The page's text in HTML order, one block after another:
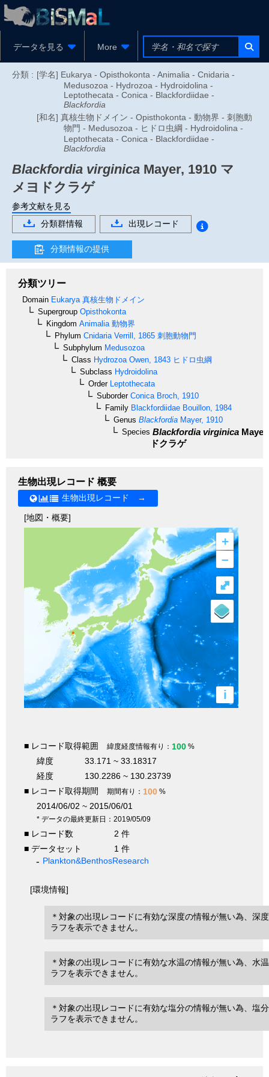
データを見る More
分類 : [学名] Eukarya - Opisthokonta - Animalia - Cnidaria -
Medusozoa - Hydrozoa - Hydroidolina -
Leptothecata - Conica - Blackfordiidae -
Blackfordia
[和名] 真核生物ドメイン - Opisthokonta - 動物界 - 刺胞動
物門 - Medusozoa - ヒドロ虫綱 - Hydroidolina -
Leptothecata - Conica - Blackfordiidae -
Blackfordia
Blackfordia virginica Mayer, 1910 マ
メヨドクラゲ
参考文献を見る
分類群情報
出現レコード
分類情報の提供
分類ツリー
Domain Eukarya 真核生物ドメイン
Supergroup Opisthokonta
Kingdom Animalia 動物界
Phylum Cnidaria Verrill, 1865 刺胞動物門
Subphylum Medusozoa
Class Hydrozoa Owen, 1843 ヒドロ虫綱
Subclass Hydroidolina
OrderLeptothecata
SuborderConica Broch, 1910
Family Blackfordiidae Bouillon, 1984
Genus Blackfordia Mayer, 1910
Species Blackfordia virginica
ドクラゲ
生物出現レコード 概要
生物出現レコード →
[地図・概要]
+
–
i
⤢
■ レコード取得範囲 緯度経度情報有り： 100 %
緯度
33.171 ~ 33.18317
経度
130.2286 ~ 130.23739
■ レコード取得期間
期間有り： 100 %
2014/06/02 ~ 2015/06/01
* データの最終更新日：2019/05/09
■ レコード数
2 件
■ データセット
1 件
Plankton&BenthosResearch
[環境情報]
＊対象の出現レコードに有効な深度の情報が無い為、深
ラフを表示できません。
＊対象の出現レコードに有効な水温の情報が無い為、水
ラフを表示できません。
＊対象の出現レコードに有効な塩分の情報が無い為、塩
ラフを表示できません。